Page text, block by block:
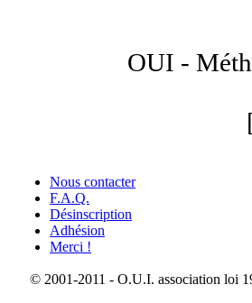
OUI -
Nous contacter
F.A.Q.
Désinscription
Adhésion
Merci !
© 2001-2011 - O.U.I. association loi